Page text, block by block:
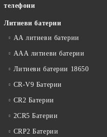
телефони
Литиеви батерии
АА литиеви батерии
ААА литиеви батерии
Литиеви батерии 18650
CR-V9 Батерии
CR2 Батерии
2CR5 Батерии
CRP2 Батерии